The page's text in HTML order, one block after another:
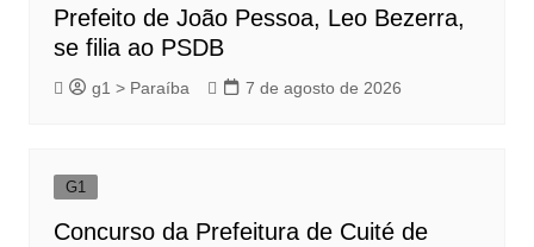
Prefeito de João Pessoa, Leo Bezerra,
se filia ao PSDB
g1 > Paraíba 7 de agosto de 2026
G1
Concurso da Prefeitura de Cuité de